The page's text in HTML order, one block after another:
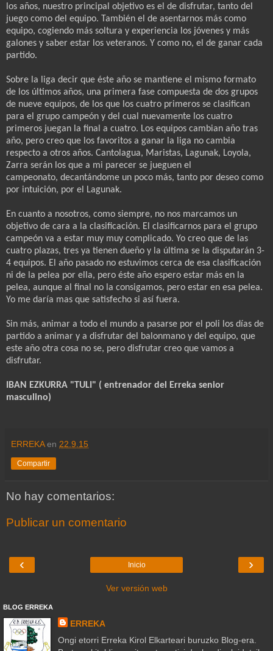
los años, nuestro principal objetivo es el de disfrutar, tanto del
juego como del equipo. También el de asentarnos más como
equipo, cogiendo más soltura y experiencia los jóvenes y más
galones y saber estar los veteranos. Y como no, el de ganar cada
partido.
Sobre la liga decir que éste año se mantiene el mismo formato
de los últimos años, una primera fase compuesta de dos grupos
de nueve equipos, de los que los cuatro primeros se clasifican
para el grupo campeón y del cual nuevamente los cuatro
primeros juegan la final a cuatro. Los equipos cambian año tras
año, pero creo que los favoritos a ganar la liga no cambia
respecto a otros años. Cantolagua, Maristas, Lagunak, Loyola,
Zarra serán los que a mi parecer se jueguen el
campeonato, decantándome un poco más, tanto por deseo como
por intuición, por el Lagunak.
En cuanto a nosotros, como siempre, no nos marcamos un
objetivo de cara a la clasificación. El clasificarnos para el grupo
campeón va a estar muy muy complicado. Yo creo que de las
cuatro plazas, tres ya tienen dueño y la última se la disputarán 3-
4 equipos. El año pasado no estuvimos cerca de esa clasificación
ni de la pelea por ella, pero éste año espero estar más en la
pelea, aunque al final no la consigamos, pero estar en esa pelea.
Yo me daría mas que satisfecho si así fuera.
Sin más, animar a todo el mundo a pasarse por el poli los días de
partido a animar y a disfrutar del balonmano y del equipo, que
este año otra cosa no se, pero disfrutar creo que vamos a
disfrutar.
IBAN EZKURRA "TULI" ( entrenador del Erreka senior
masculino)
ERREKA en 22.9.15
Compartir
No hay comentarios:
Publicar un comentario
‹ ›
Inicio
Ver versión web
BLOG ERREKA
ERREKA
Ongi etorri Erreka Kirol Elkarteari buruzko Blog-era.